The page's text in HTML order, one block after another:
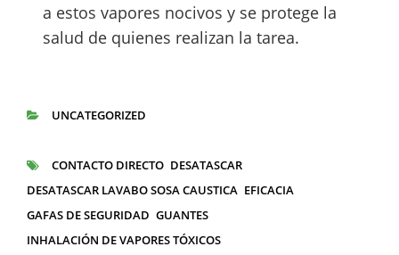
a estos vapores nocivos y se protege la
salud de quienes realizan la tarea.
UNCATEGORIZED
ETIQUETAS
CONTACTO DIRECTO DESATASCAR
DESATASCAR LAVABO SOSA CAUSTICA EFICACIA
GAFAS DE SEGURIDAD GUANTES
INHALACIÓN DE VAPORES TÓXICOS